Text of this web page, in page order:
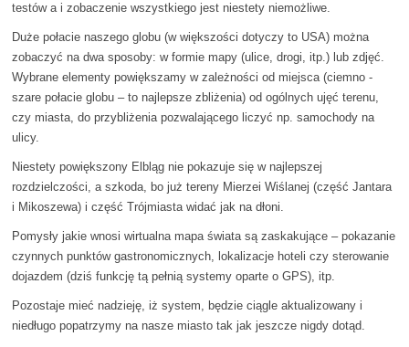
testów a i zobaczenie wszystkiego jest niestety niemożliwe.
Duże połacie naszego globu (w większości dotyczy to USA) można
zobaczyć na dwa sposoby: w formie mapy (ulice, drogi, itp.) lub zdjęć.
Wybrane elementy powiększamy w zależności od miejsca (ciemno -
szare połacie globu – to najlepsze zbliżenia) od ogólnych ujęć terenu,
czy miasta, do przybliżenia pozwalającego liczyć np. samochody na
ulicy.
Niestety powiększony Elbląg nie pokazuje się w najlepszej
rozdzielczości, a szkoda, bo już tereny Mierzei Wiślanej (część Jantara
i Mikoszewa) i część Trójmiasta widać jak na dłoni.
Pomysły jakie wnosi wirtualna mapa świata są zaskakujące – pokazanie
czynnych punktów gastronomicznych, lokalizacje hoteli czy sterowanie
dojazdem (dziś funkcję tą pełnią systemy oparte o GPS), itp.
Pozostaje mieć nadzieję, iż system, będzie ciągle aktualizowany i
niedługo popatrzymy na nasze miasto tak jak jeszcze nigdy dotąd.